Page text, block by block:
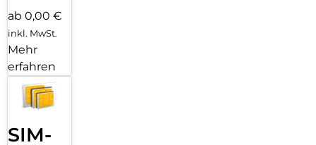
ab 0,00 €
inkl. MwSt.
Mehr
erfahren
SIM-